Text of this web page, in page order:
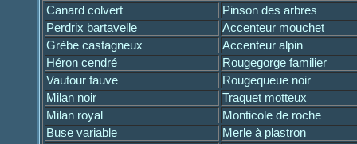
Canard colvert
Pinson des arbres
Perdrix bartavelle
Accenteur mouchet
Grèbe castagneux
Accenteur alpin
Héron cendré
Rougegorge familier
Vautour fauve
Rougequeue noir
Milan noir
Traquet motteux
Milan royal
Monticole de roche
Buse variable
Merle à plastron